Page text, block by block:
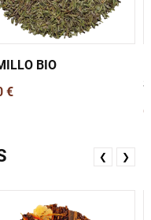
BIO
€
❮ ❯